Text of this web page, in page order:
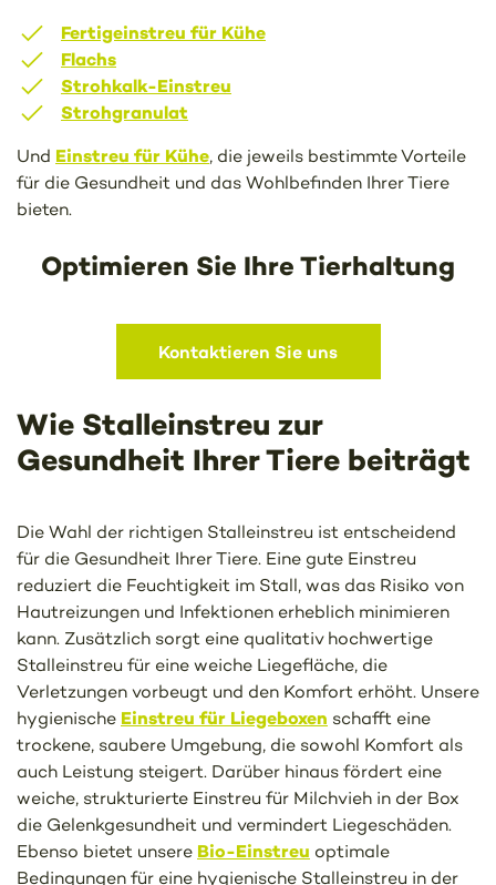
Fertigeinstreu für Kühe
Flachs
Strohkalk-Einstreu
Strohgranulat
Und Einstreu für Kühe, die jeweils bestimmte Vorteile
für die Gesundheit und das Wohlbefinden Ihrer Tiere
bieten.
Optimieren Sie Ihre Tierhaltung
Kontaktieren Sie uns
Wie Stalleinstreu zur
Gesundheit Ihrer Tiere beiträgt
Die Wahl der richtigen Stalleinstreu ist entscheidend
für die Gesundheit Ihrer Tiere. Eine gute Einstreu
reduziert die Feuchtigkeit im Stall, was das Risiko von
Hautreizungen und Infektionen erheblich minimieren
kann. Zusätzlich sorgt eine qualitativ hochwertige
Stalleinstreu für eine weiche Liegefläche, die
Verletzungen vorbeugt und den Komfort erhöht. Unsere
hygienische Einstreu für Liegeboxen schafft eine
trockene, saubere Umgebung, die sowohl Komfort als
auch Leistung steigert. Darüber hinaus fördert eine
weiche, strukturierte Einstreu für Milchvieh in der Box
die Gelenkgesundheit und vermindert Liegeschäden.
Ebenso bietet unsere Bio-Einstreu optimale
Bedingungen für eine hygienische Stalleinstreu in der